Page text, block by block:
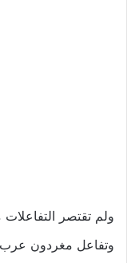
ولم تقتصر
وتفاعل مغردون عرب